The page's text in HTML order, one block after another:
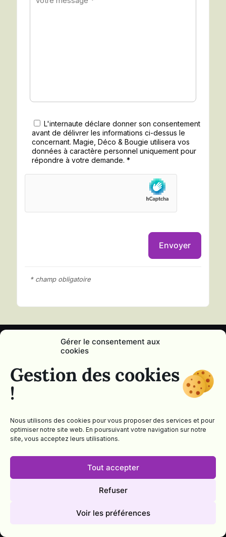
Gérer le consentement aux
cookies
Gestion des cookies
!
Nous utilisons des cookies pour vous proposer des services et pour
optimiser notre site web. En poursuivant votre navigation sur notre
site, vous acceptez leurs utilisations.
Tout accepter
Refuser
Voir les préférences
L'internaute déclare donner son consentement
avant de délivrer les informations ci-dessus le
concernant. Magie, Déco & Bougie utilisera vos
données à caractère personnel uniquement pour
répondre à votre demande. *
* champ obligatoire
Magie, Déco & Bougie ®-
94 chemin de Serpillat
Agence Web Adventury